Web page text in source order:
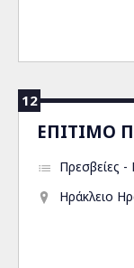
12
ΕΠΙΤΙΜΟ
Πρεσβείες -
Ηράκλειο